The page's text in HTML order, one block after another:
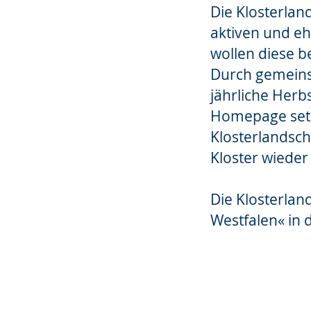
Die
aktiven und
wollen diese
Durch
jährliche
Homepage
Kloster
Die
Westfalen« in
wird
angezeigt.